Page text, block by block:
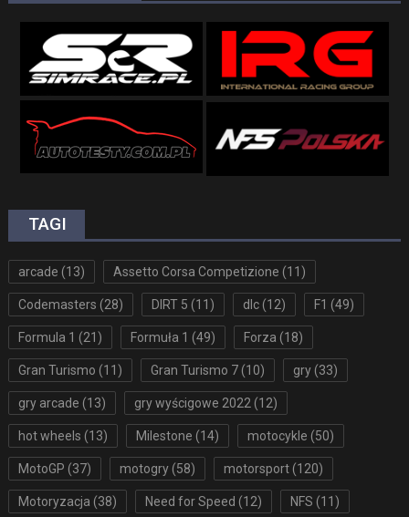
TAGI
arcade (13) Assetto Corsa Competizione (11)
Codemasters (28) DIRT 5 (11) dlc(12) F1 (49)
Formula 1 (21) Formuła 1 (49) Forza (18)
Gran Turismo (11) Gran Turismo 7(10) gry(33)
gry arcade (13) gry wyścigowe 2022 (12)
hot wheels (13) Milestone (14) motocykle (50)
MotoGP (37) motogry(58) motorsport(120)
Motoryzacja (38) Need for Speed (12) NFS (11)